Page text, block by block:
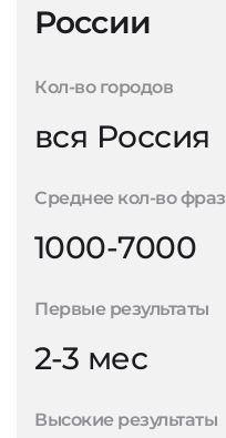
России
Кол-во городов
вся Россия
Среднее кол-во фраз
1000-7000
Первые результаты
2-3 мес
Высокие результаты